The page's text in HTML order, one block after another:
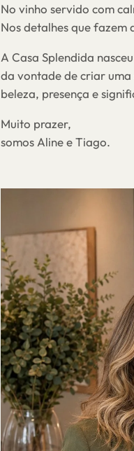
No vinho servido com
Nos detalhes que fazem
A Casa Splendida
da vontade de criar
beleza, presença e
Muito prazer,
somos Aline e Tiago.